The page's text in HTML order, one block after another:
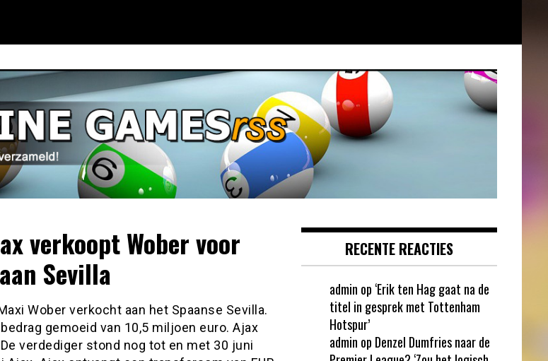
verkoopt Wober voor
Sevilla
Wober verkocht aan het Spaanse Sevilla.
gemoeid van 10,5 miljoen euro. Ajax
verdediger stond nog tot en met 30 juni
RECENTE REACTIES
admin op ‘Erik ten Hag gaat na de
titel in gesprek met Tottenham
Hotspur’
admin op Denzel Dumfries naar de